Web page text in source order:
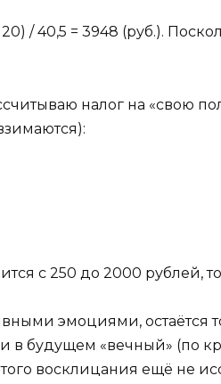
/ 40,5 = 3948 (руб.).
налог на «свою
с 250 до 2000 рублей,
эмоциями, остаётся
в будущем «вечный» (по
восклицания ещё не